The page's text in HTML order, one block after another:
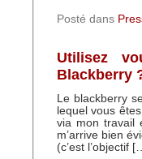
Posté dans
Utilisez
Blackberry
Le blackberry
lequel vous
via mon travail
m’arrive bien
(c’est l’objectif